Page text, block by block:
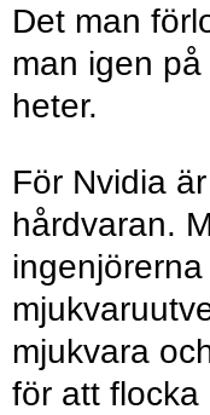
Det man
man igen
heter.
För Nvidia
hårdvaran.
mjukvara
för att